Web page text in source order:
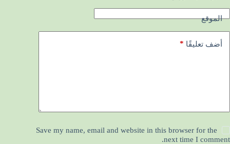
الموقع
أضف تعليقًا *
Save my name, email and website in this browser for the
next time I comment.